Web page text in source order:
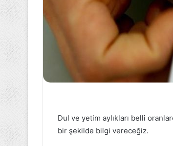
Dul ve yetim aylıkları belli
bir şekilde bilgi vereceğiz.
yelken